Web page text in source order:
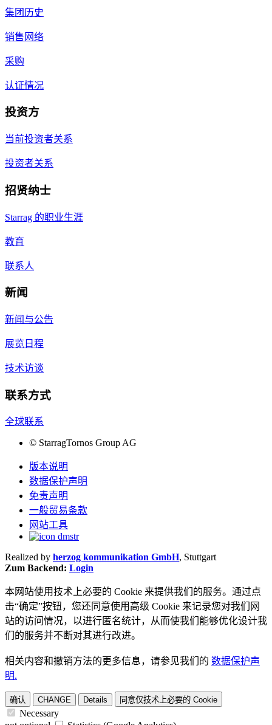
集团历史
销售网络
采购
认证情况
投资方
当前投资者关系
投资者关系
招贤纳士
Starrag 的职业生涯
教育
联系人
新闻
新闻与公告
展览日程
技术访谈
联系方式
全球联系
© StarragTornos Group AG
版本说明
数据保护声明
免责声明
一般贸易条款
网站工具
Realized by herzog kommunikation GmbH, Stuttgart
Zum Backend: Login
本网站使用技术上必要的 Cookie 来提供我们的服务。通过点
击“确定”按钮，您还同意使用高级 Cookie 来记录您对我们网
站的访问情况，以进行匿名统计，从而使我们能够优化设计我
们的服务并不断对其进行改进。
相关内容和撤销方法的更多信息，请参见我们的 数据保护声
明.
确认 CHANGE Details 同意仅技术上必要的 Cookie
Necessary